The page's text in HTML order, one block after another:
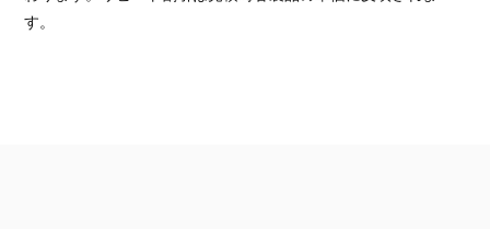
す。